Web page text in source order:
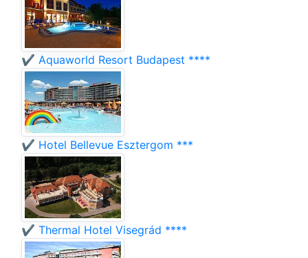
✔️ Aquaworld Resort Budapest ****
✔️ Hotel Bellevue Esztergom ***
✔️ Thermal Hotel Visegrád ****